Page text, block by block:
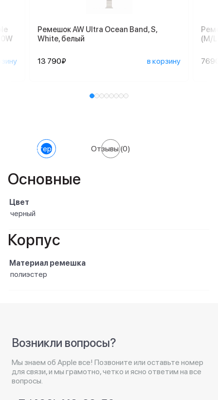
Ремешок AW Ultra Ocean Band, S,
White, белый
13 790₽ в корзину
(M/
Характеристики Отзывы(0)
Основные
Цвет
черный
Корпус
Материал ремешка
полиэстер
Возникли вопросы?
Мы знаем об Apple все! Позвоните или оставьте номер
для связи, и мы грамотно, четко и ясно ответим на все
вопросы.